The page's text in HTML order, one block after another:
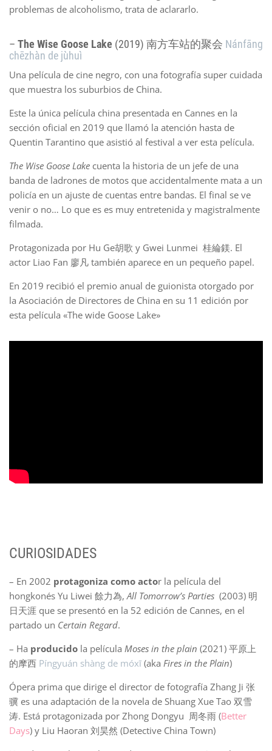
problemas de alcoholismo, trata de aclararlo.
– The Wise Goose Lake (2019) 南方车站的聚会 Nánfāng
chēzhàn de jùhuì
Una película de cine negro, con una fotografía super cuidada
que muestra los suburbios de China.
Este la única película china presentada en Cannes en la
sección oficial en 2019 que llamó la atención hasta de
Quentin Tarantino que asistió al festival a ver esta película.
The Wise Goose Lake cuenta la historia de un jefe de una
banda de ladrones de motos que accidentalmente mata a un
policía en un ajuste de cuentas entre bandas. El final se ve
venir o no… Lo que es es muy entretenida y magistralmente
filmada.
Protagonizada por Hu Ge胡歌 y Gwei Lunmei 桂綸鎂. El
actor Liao Fan 廖凡 también aparece en un pequeño papel.
En 2019 recibió el premio anual de guionista otorgado por
la Asociación de Directores de China en su 11 edición por
esta película «The wide Goose Lake»
CURIOSIDADES
– En 2002 protagoniza como actor la película del
hongkonés Yu Liwei 餘力為,All Tomorrow’s Parties (2003) 明
日天涯 que se presentó en la 52 edición de Cannes, en el
partado un Certain Regard.
– Ha producido la película Moses in the plain (2021) 平原上
的摩西 Píngyuán shàng de móxī (aka Fires in the Plain)
Ópera prima que dirige el director de fotografía Zhang Ji 张
骥 es una adaptación de la novela de Shuang Xue Tao 双雪
涛. Está protagonizada por Zhong Dongyu 周冬雨 (Better
Days) y Liu Haoran 刘昊然 (Detective China Town)